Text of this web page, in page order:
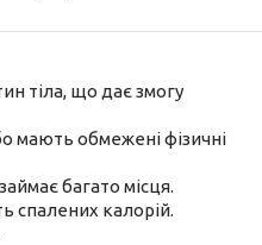
тіла, що дає змогу
мають обмежені фізичні
багато місця.
спалених калорій.